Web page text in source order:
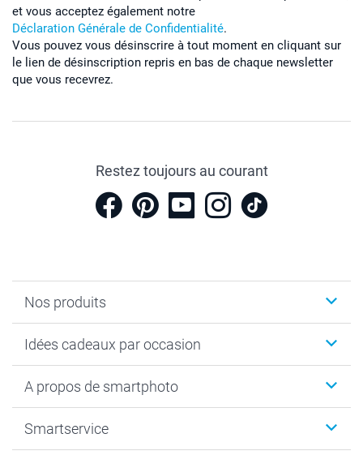
et vous acceptez également notre
Déclaration Générale de Confidentialité.
Vous pouvez vous désinscrire à tout moment en cliquant sur
le lien de désinscription repris en bas de chaque newsletter
que vous recevrez.
Restez toujours au courant
Nos produits
Calendrier photo & Agenda photo
Tirage photo & agrandissement
Faire-part & Cartes
Idées cadeaux par occasion
Anniversaire
Naissance & baptême
A propos de smartphoto
Plan du site
Smartservice